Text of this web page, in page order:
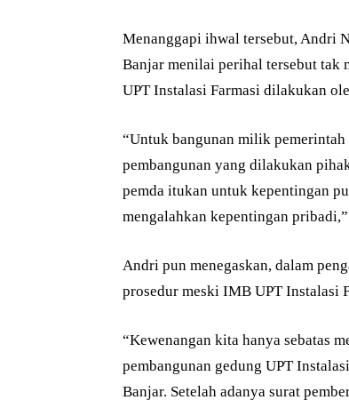
Menanggapi ihwal tersebut, Andri
Banjar menilai perihal tersebut tak
UPT Instalasi Farmasi dilakukan
“Untuk bangunan milik pemerintah
pembangunan yang dilakukan
pemda itukan untuk kepentingan
mengalahkan kepentingan
Andri pun menegaskan, dalam
prosedur meski IMB UPT Instalasi
“Kewenangan kita hanya sebatas
pembangunan gedung UPT
Banjar. Setelah adanya surat